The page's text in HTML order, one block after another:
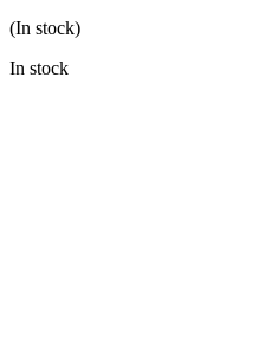
(In stock)
In stock